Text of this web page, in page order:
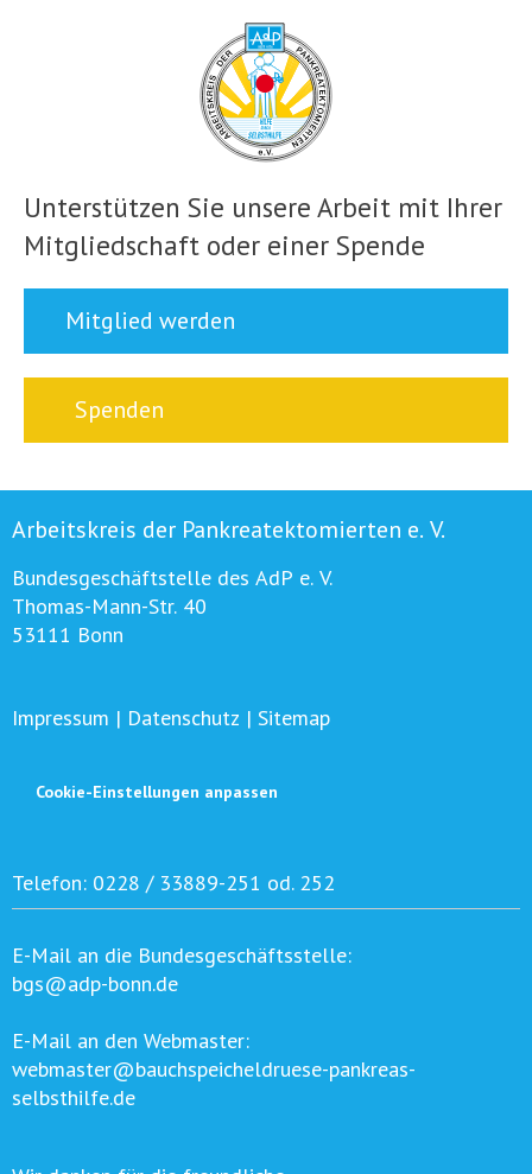
Unterstützen Sie unsere Arbeit mit Ihrer
Mitgliedschaft oder einer Spende
Mitglied werden
Spenden
Arbeitskreis der Pankreatektomierten e. V.
Bundesgeschäftstelle des AdP e. V.
Thomas-Mann-Str. 40
53111 Bonn
Impressum | Datenschutz | Sitemap
Cookie-Einstellungen anpassen
Telefon: 0228 / 33889-251 od. 252
E-Mail an die Bundesgeschäftsstelle:
bgs@adp-bonn.de
E-Mail an den Webmaster:
webmaster@bauchspeicheldruese-pankreas-
selbsthilfe.de